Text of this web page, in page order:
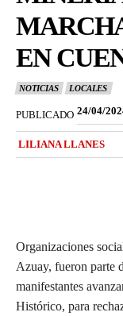
EN
NOTICIAS LOCALES
PUBLICADO 24/04/
LILIANA LLANES
Organizaciones
Azuay, fueron parte
manifestantes
Histórico, para